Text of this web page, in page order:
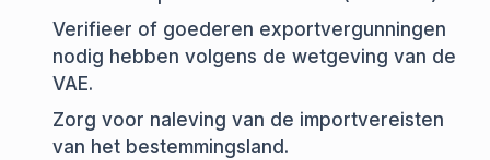
Verifieer of goederen exportvergunningen
nodig hebben volgens de wetgeving van de
VAE.
Zorg voor naleving van de importvereisten
van het bestemmingsland.